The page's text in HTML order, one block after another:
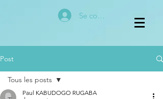
Se connecter
Post
Tous les posts
Paul KABUDOGO RUGABA